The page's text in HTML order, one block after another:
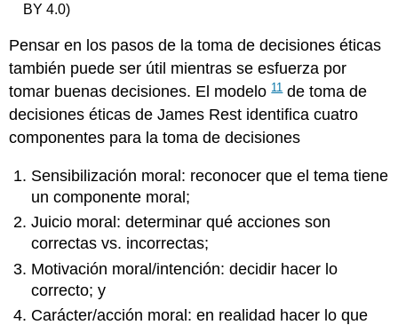
BY 4.0)
Pensar en los pasos de la toma de decisiones éticas
también puede ser útil mientras se esfuerza por
tomar buenas decisiones. El modelo11de toma de
decisiones éticas de James Rest identifica cuatro
componentes para la toma de decisiones
Sensibilización moral: reconocer que el tema tiene
un componente moral;
Juicio moral: determinar qué acciones son
correctas vs. incorrectas;
Motivación moral/intención: decidir hacer lo
correcto; y
Carácter/acción moral: en realidad hacer lo que